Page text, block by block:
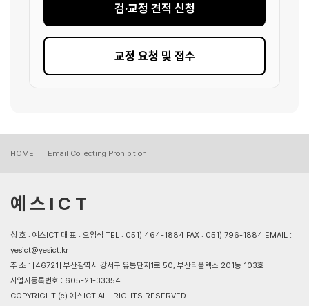
검·교정 견적 신청
교정 요청 및 접수
HOME Email Collecting Prohibition
예 스 I C T
상 호 : 예스ICT 대 표 : 오임석 TEL : 051) 464-1884 FAX : 051) 796-1884 EMAIL :
yesict@yesict.kr
주 소 : [46721] 부산광역시 강서구 유통단지1로 50, 부산티플렉스 201동 103호
사업자등록번호 : 605-21-33354
COPYRIGHT (c) 예스ICT ALL RIGHTS RESERVED.